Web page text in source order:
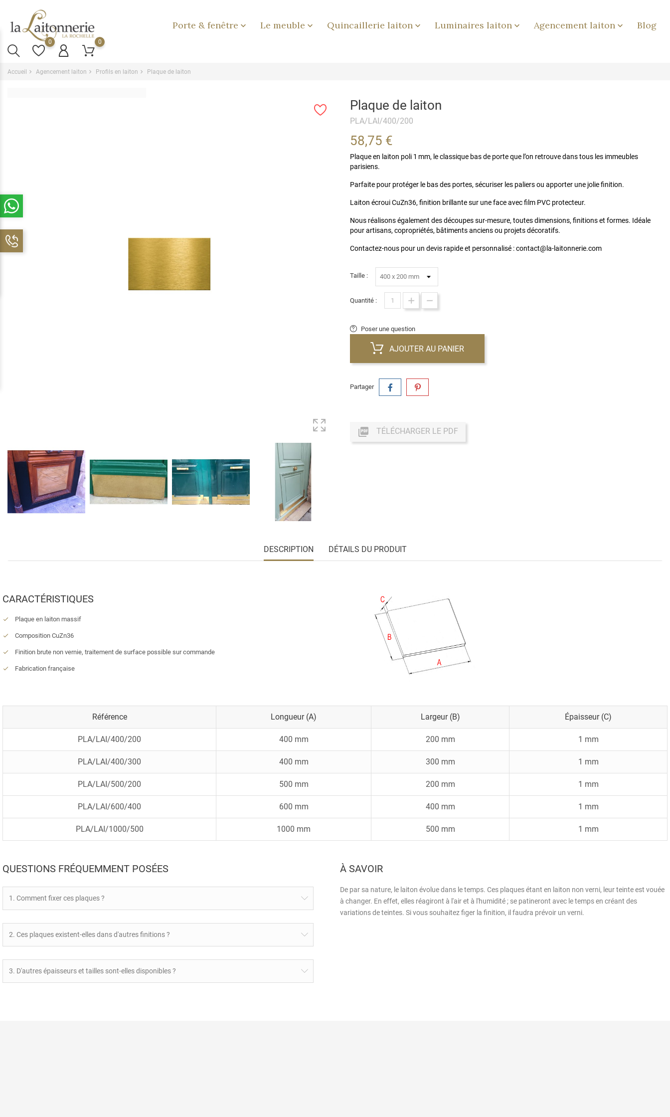
Porte & fenêtre  Le meuble  Quincaillerie laiton  Luminaires laiton  Agencement laiton  Blog
0 0
Accueil Agencement laiton Profils en laiton Plaque de laiton
Plaque de laiton
PLA/LAI/400/200
58,75 €
Plaque en laiton poli 1 mm, le classique bas de porte que l’on retrouve dans tous les immeubles
parisiens.
Parfaite pour protéger le bas des portes, sécuriser les paliers ou apporter une jolie finition.
Laiton écroui CuZn36, finition brillante sur une face avec film PVC protecteur.
Nous réalisons également des découpes sur-mesure, toutes dimensions, finitions et formes. Idéale
pour artisans, copropriétés, bâtiments anciens ou projets décoratifs.
Contactez-nous pour un devis rapide et personnalisé : contact@la-laitonnerie.com
Taille :
Quantité :
Poser une question
AJOUTER AU PANIER
Partager
 TÉLÉCHARGER LE PDF
DESCRIPTION DÉTAILS DU PRODUIT
CARACTÉRISTIQUES
Plaque en laiton massif
Composition CuZn36
Finition brute non vernie, traitement de surface possible sur commande
Fabrication française
Référence Longueur (A) Largeur (B) Épaisseur (c)
PLA/LAI/400/200 400 mm 200 mm 1 mm
PLA/LAI/400/300 400 mm 300 mm 1 mm
PLA/LAI/500/200 500 mm 200 mm 1 mm
PLA/LAI/600/400 600 mm 400 mm 1 mm
PLA/LAI/1000/500 1000 mm 500 mm 1 mm
QUESTIONS FRÉQUEMMENT POSÉES
1. Comment fixer ces plaques ?
2. Ces plaques existent-elles dans d'autres finitions ?
3. D'autres épaisseurs et tailles sont-elles disponibles ?
À SAVOIR
De par sa nature, le laiton évolue dans le temps. Ces plaques étant en laiton non verni, leur teinte est vouée
à changer. En effet, elles réagiront à l'air et à l'humidité ; se patineront avec le temps en créant des
variations de teintes. Si vous souhaitez figer la finition, il faudra prévoir un verni.